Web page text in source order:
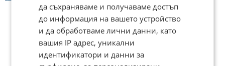
да съхраняваме и получаваме достъп
до информация на вашето устройство
и да обработваме лични данни, като
вашия IP адрес, уникални
идентификатори и данни за